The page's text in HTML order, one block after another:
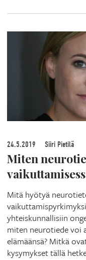
24.5.2019 Siiri Pietilä
Miten
Mitä hyötyä
yhteiskunnallisiin
miten neurotiede voi
elämäänsä? Mitkä
kysymykset tällä